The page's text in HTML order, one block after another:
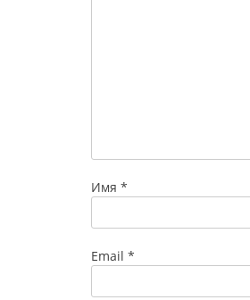
Имя *
Email *